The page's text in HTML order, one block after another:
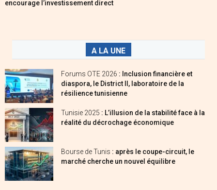
encourage l’investissement direct
A LA UNE
Forums OTE 2026 : Inclusion financière et
diaspora, le District II, laboratoire de la
résilience tunisienne
Tunisie 2025 : L’illusion de la stabilité face à la
réalité du décrochage économique
Bourse de Tunis : après le coupe-circuit, le
marché cherche un nouvel équilibre